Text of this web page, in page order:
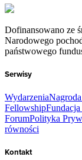
Dofinansowano ze
Narodowego
państwowego
Serwisy
Wydarzenia
Fellowship
ForumPolityka
równości
Kontakt